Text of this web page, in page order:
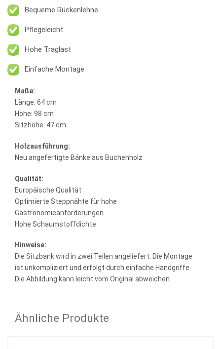
Bequeme Rückenlehne
Pflegeleicht
Hohe Traglast
Einfache Montage
Maße:
Länge: 64 cm
Höhe: 98 cm
Sitzhöhe: 47 cm
Holzausführung:
Neu angefertigte Bänke aus Buchenholz
Qualität:
Europäische Qualität
Optimierte Steppnähte für hohe
Gastronomieanforderungen
Hohe Schaumstoffdichte
Hinweise:
Die Sitzbank wird in zwei Teilen angeliefert. Die Montage
ist unkompliziert und erfolgt durch einfache Handgriffe.
Die Abbildung kann leicht vom Original abweichen.
Ähnliche Produkte